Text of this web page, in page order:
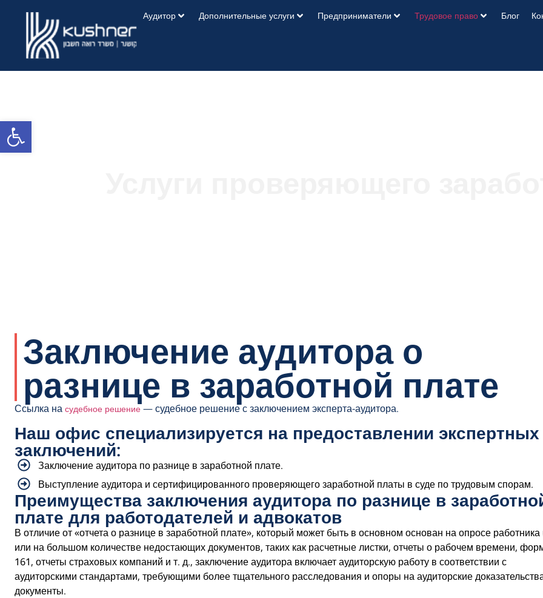
Аудитор Дополнительные услуги Предприниматели Трудовое право Блог
Заключение аудитора о
разнице в заработной плате
Ссылка на судебное решение— судебное решение с заключением эксперта-аудитора.
Наш офис специализируется на предоставлении экспертных
заключений:
Заключение аудитора по разнице в заработной плате.
Выступление аудитора и сертифицированного проверяющего заработной платы в суде по трудовым спорам.
Преимущества заключения аудитора по разнице в
плате для работодателей и адвокатов
В отличие от «отчета о разнице в заработной плате», который может быть в основном основан на опросе
или на большом количестве недостающих документов, таких как расчетные листки, отчеты о рабочем времени,
161, отчеты страховых компаний и т. д., заключение аудитора включает аудиторскую работу в соответствии с
аудиторскими стандартами, требующими более тщательного расследования и опоры на аудиторские
документы.
Открыть панель инструментов